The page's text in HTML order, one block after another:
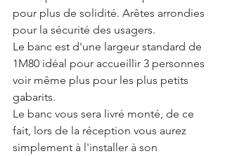
pour plus de solidité. Arêtes arrondies
pour la sécurité des usagers.
Le banc est d'une largeur standard de
1M80 idéal pour accueillir 3 personnes
voir même plus pour les plus petits
gabarits.
Le banc vous sera livré monté, de ce
fait, lors de la réception vous aurez
simplement à l'installer à son